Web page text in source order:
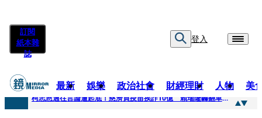
訂閱
紙本雜
誌
登入
最新 娛樂 政治社會 財經理財 人物 美
快訊
柯志恩過往言論遭起底！慈濟買疫苗挨詐10億 賴瑞隆轟翻車：應為當年錯誤道歉